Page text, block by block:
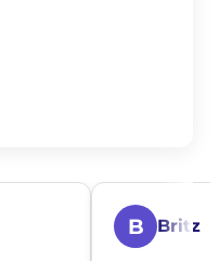
B Britz